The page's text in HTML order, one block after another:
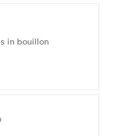
in bouillon